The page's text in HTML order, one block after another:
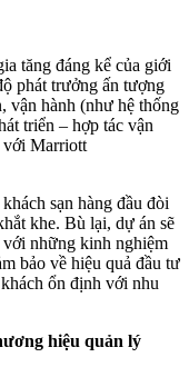
tăng đáng kể của giới
phát trưởng ấn tượng
vận hành (như hệ thống
triển – hợp tác vận
với Marriott
sạn hàng đầu đòi
khe. Bù lại, dự án sẽ
với những kinh nghiệm
bảo về hiệu quả đầu tư
ổn định với nhu
hiệu quản lý